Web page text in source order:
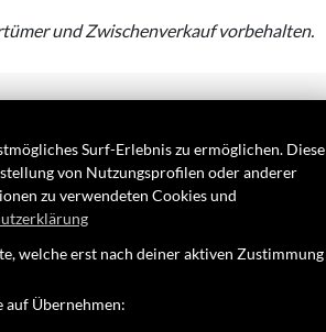
und Zwischenverkauf vorbehalten.
Google Maps
Surf-Erlebnis zu ermöglichen. Diese
von Nutzungsprofilen oder anderer
zu verwendeten Cookies und
welche erst nach deiner aktiven Zustimmung
auf Übernehmen: